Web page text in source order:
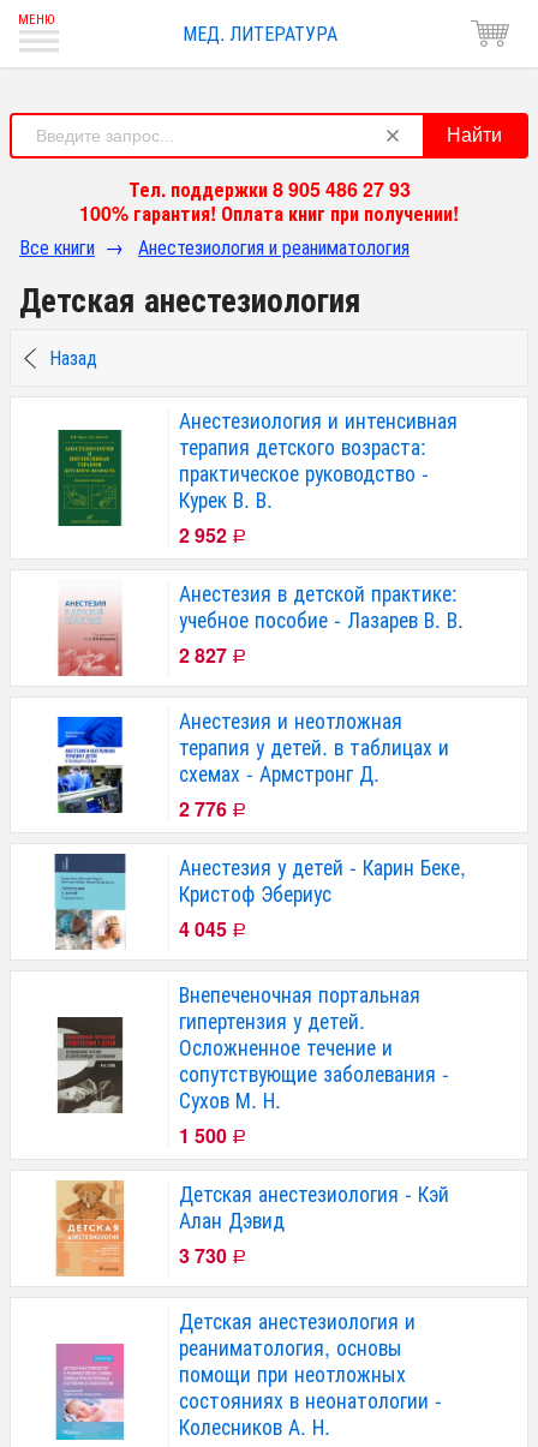
МЕД. ЛИТЕРАТУРА
Найти
Тел. поддержки 8 905 486 27 93
100% гарантия! Оплата книг при получении!
Все книги → Анестезиология и реаниматология
Детская анестезиология
Назад
Анестезиология и интенсивная
терапия детского возраста:
практическое руководство -
Курек В. В.
2 952 Р
Анестезия в детской практике:
учебное пособие - Лазарев В. В.
2 827 Р
Анестезия и неотложная
терапия у детей. в таблицах и
схемах - Армстронг Д.
2 776 Р
Анестезия у детей - Карин Беке,
Кристоф Эбериус
4 045 Р
Внепеченочная портальная
гипертензия у детей.
Осложненное течение и
сопутствующие заболевания -
Сухов М. Н.
1 500 Р
Детская анестезиология - Кэй
Алан Дэвид
3 730 Р
Детская анестезиология и
реаниматология, основы
помощи при неотложных
состояниях в неонатологии -
Колесников А. Н.